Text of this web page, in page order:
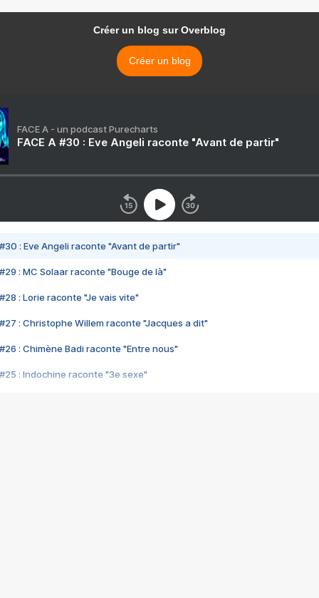
Créer un blog sur Overblog
Créer un blog
FACE A - un podcast Purecharts
FACE A #30 : Eve Angeli raconte "Avant de partir"
#30 : Eve Angeli raconte "Avant de partir"
#29 : MC Solaar raconte "Bouge de là"
#28 : Lorie raconte "Je vais vite"
#27 : Christophe Willem raconte "Jacques a dit"
#26 : Chimène Badi raconte "Entre nous"
#25 : Indochine raconte "3e sexe"